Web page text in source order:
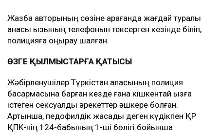
Жазба авторының сөзіне қарағанда жағдай туралы
анасы қызының телефонын тексерген кезінде біліп,
полицияға қоңырау шалған.
ӨЗГЕ ҚЫЛМЫСТАРҒА ҚАТЫСЫ
Жәбірленушілер Түркістан қаласының полиция
басқармасына барған кезде ғана кішкентай қызға
істеген сексуалдық әрекеттер әшкере болған.
Артынша, педофилдік жасады деген күдікпен ҚР
ҚПК-нің 124-бабының 1-ші бөлігі бойынша